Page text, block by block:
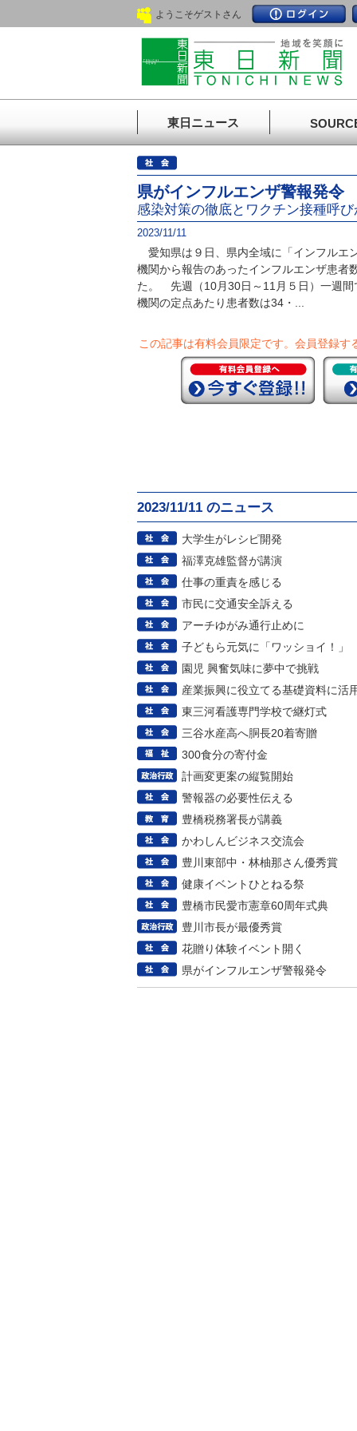
ようこそゲストさん
東日ニュース
県がインフルエンザ警報発令
感染対策の徹底とワクチン接種呼び
2023/11/11
愛知県は９日、県内全域に「インフルエ
機関から報告のあったインフルエンザ患者
た。 先週（10月30日～11月５日）一週間
機関の定点あたり患者数は34・...
この記事は有料会員限定です。 会員登録す
2023/11/11 のニュース
大学生がレシピ開発
福澤克雄監督が講演
仕事の重責を感じる
市民に交通安全訴える
アーチゆがみ通行止めに
子どもら元気に「ワッショイ！」
園児 興奮気味に夢中で挑戦
産業振興に役立てる基礎資料に活
東三河看護専門学校で継灯式
三谷水産高へ胴長20着寄贈
300食分の寄付金
計画変更案の縦覧開始
警報器の必要性伝える
豊橋税務署長が講義
かわしんビジネス交流会
豊川東部中・林柚那さん優秀賞
健康イベントひとねる祭
豊橋市民愛市憲章60周年式典
豊川市長が最優秀賞
花贈り体験イベント開く
県がインフルエンザ警報発令